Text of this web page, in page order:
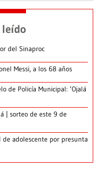
leído
del Sinaproc
Messi, a los 68 años
de Policía Municipal: ‘Ojalá
| sorteo de este 9 de
adolescente por presunta